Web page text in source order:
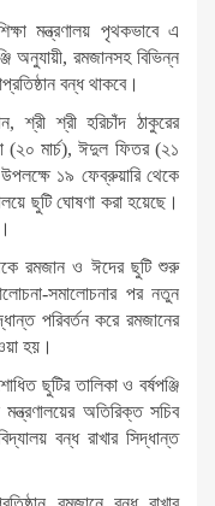
মন্ত্রণালয় পৃথকভাবে এ
অনুযায়ী, রমজানসহ বিভিন্ন
বন্ধ থাকবে।
শ্রী শ্রী হরিচাঁদ ঠাকুরের
(২০ মার্চ), ঈদুল ফিতর (২১
১৯ ফেব্রুয়ারি থেকে
ছুটি ঘোষণা করা হয়েছে।
রমজান ও ঈদের ছুটি শুরু
সমালোচনার পর নতুন
পরিবর্তন করে রমজানের
হয়।
ছুটির তালিকা ও বর্ষপঞ্জি
অতিরিক্ত সচিব
বন্ধ রাখার সিদ্ধান্ত